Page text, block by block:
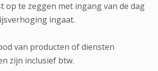
op te zeggen met ingang van de dag
ingaat.
van producten of diensten
zijn inclusief btw.